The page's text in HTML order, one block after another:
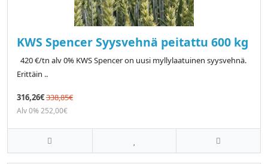
KWS Spencer Syysvehnä peitattu 600 kg
420 €/tn alv 0% KWS Spencer on uusi myllylaatuinen syysvehnä.
Erittäin ..
316,26€338,85€
Alv 0% 252,00€